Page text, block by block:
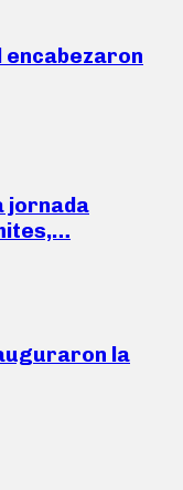
encabezaron
jornada
la